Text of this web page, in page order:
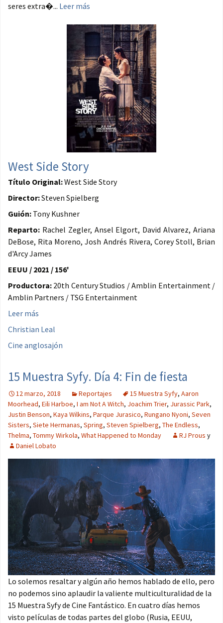
seres extra�... Leer más
West Side Story
Título Original:West Side Story
Director:Steven Spielberg
Guión: Tony Kushner
Reparto: Rachel Zegler, Ansel Elgort, David Alvarez, Ariana
DeBose, Rita Moreno, Josh Andrés Rivera, Corey Stoll, Brian
d'Arcy James
EEUU / 2021 / 156'
Productora: 20th Century Studios / Amblin Entertainment /
Amblin Partners / TSG Entertainment
Leer más
Christian Leal
Cine anglosajón
15 Muestra Syfy. Día 4: Fin de fiesta
12 marzo, 2018 Reportajes 15 Muestra Syfy, Aaron
Moorhead, Eili Harboe, I am Not A Witch, Joachim Trier, Jurassic Park,
Justin Benson, Kaya Wilkins, Parque Jurasico, Rungano Nyoni, Seven
Sisters, Siete Hermanas, Spring, Steven Spielberg, The Endless,
Thelma, Tommy Wirkola, What Happened to Monday RJ Prous y
Daniel Lobato
Lo solemos resaltar y algún año hemos hablado de ello, pero
no podemos sino aplaudir la valiente multiculturalidad de la
15 Muestra Syfy de Cine Fantástico. En cuatro días hemos
visto películas de todas partes del globo (Rusia, EEUU,